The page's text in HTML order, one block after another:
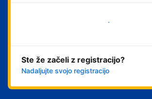
Ste že začeli z registracijo?
Nadaljujte svojo registracijo